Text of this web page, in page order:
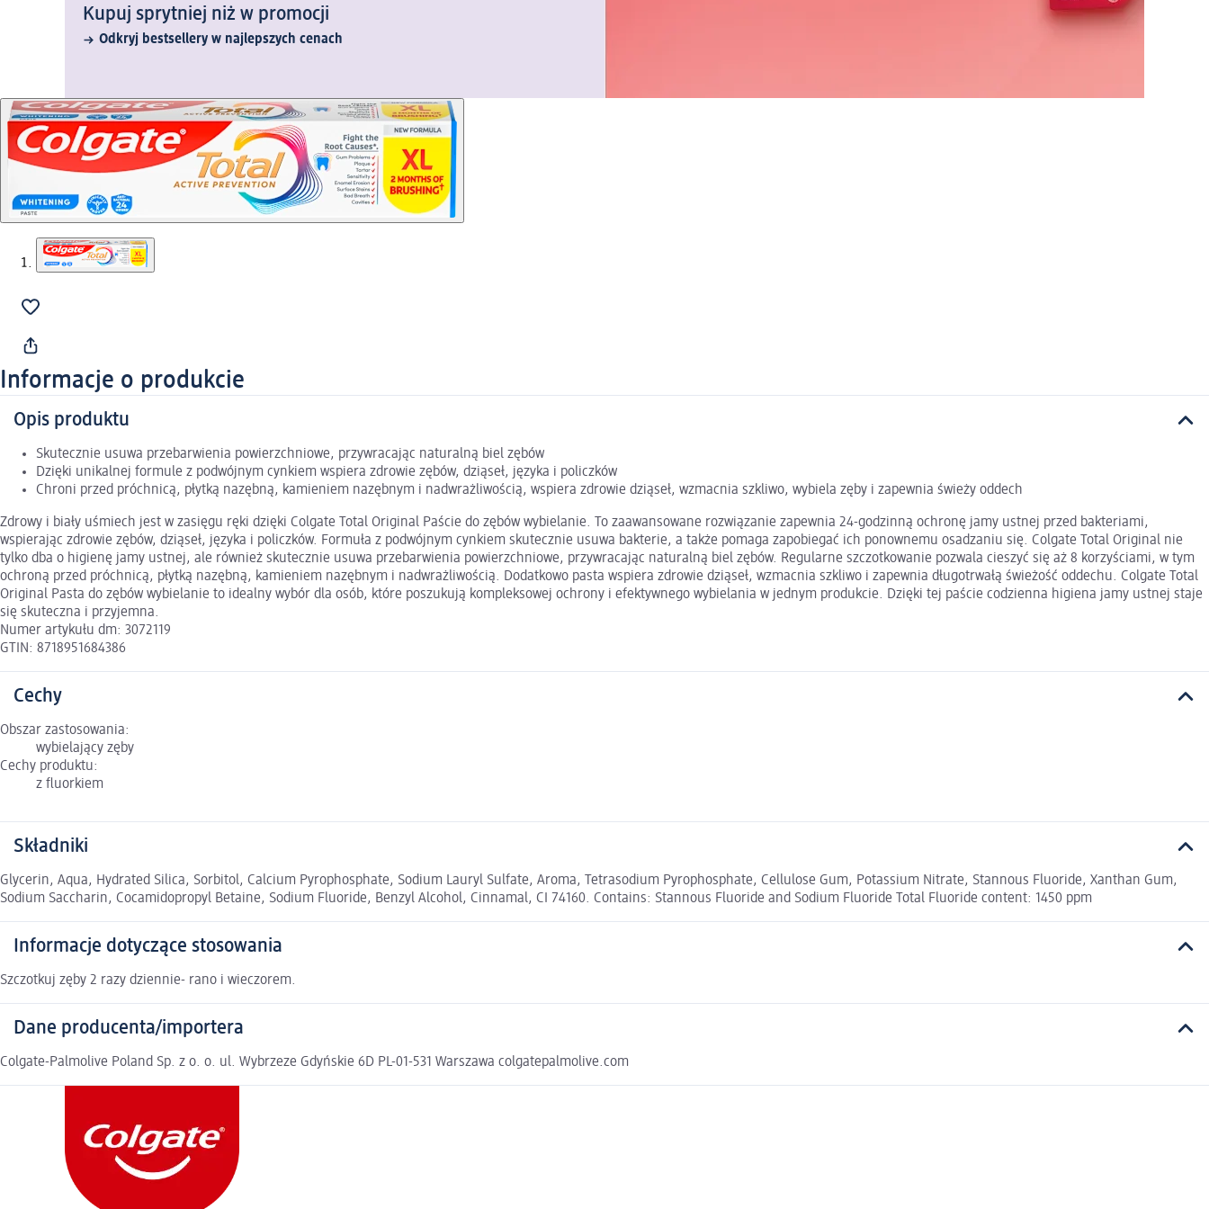
Kupuj sprytniej niż w promocji
Odkryj bestsellery w najlepszych cenach
Informacje o produkcie
Opis produktu
Skutecznie usuwa przebarwienia powierzchniowe, przywracając naturalną biel zębów
Dzięki unikalnej formule z podwójnym cynkiem wspiera zdrowie zębów, dziąseł, języka i policzków
Chroni przed próchnicą, płytką nazębną, kamieniem nazębnym i nadwrażliwością, wspiera zdrowie dziąseł, wzmacnia szkliwo, wybiela zęby i zapewnia świeży oddech
Zdrowy i biały uśmiech jest w zasięgu ręki dzięki Colgate Total Original Paście do zębów wybielanie. To zaawansowane rozwiązanie zapewnia 24-godzinną ochronę jamy ustnej przed bakteriami,
wspierając zdrowie zębów, dziąseł, języka i policzków. Formuła z podwójnym cynkiem skutecznie usuwa bakterie, a także pomaga zapobiegać ich ponownemu osadzaniu się. Colgate Total Original nie
tylko dba o higienę jamy ustnej, ale również skutecznie usuwa przebarwienia powierzchniowe, przywracając naturalną biel zębów. Regularne szczotkowanie pozwala cieszyć się aż 8 korzyściami, w tym
ochroną przed próchnicą, płytką nazębną, kamieniem nazębnym i nadwrażliwością. Dodatkowo pasta wspiera zdrowie dziąseł, wzmacnia szkliwo i zapewnia długotrwałą świeżość oddechu. Colgate Total
Original Pasta do zębów wybielanie to idealny wybór dla osób, które poszukują kompleksowej ochrony i efektywnego wybielania w jednym produkcie. Dzięki tej paście codzienna higiena jamy ustnej staje
się skuteczna i przyjemna.
Numer artykułu dm: 3072119
GTIN: 8718951684386
Cechy
Obszar zastosowania:
wybielający zęby
Cechy produktu:
z fluorkiem
Składniki
Glycerin, Aqua, Hydrated Silica, Sorbitol, Calcium Pyrophosphate, Sodium Lauryl Sulfate, Aroma, Tetrasodium Pyrophosphate, Cellulose Gum, Potassium Nitrate, Stannous Fluoride, Xanthan Gum,
Sodium Saccharin, Cocamidopropyl Betaine, Sodium Fluoride, Benzyl Alcohol, Cinnamal, CI 74160. Contains: Stannous Fluoride and Sodium Fluoride Total Fluoride content: 1450 ppm
Informacje dotyczące stosowania
Szczotkuj zęby 2 razy dziennie- rano i wieczorem.
Dane producenta/importera
Colgate-Palmolive Poland Sp. z o. o. ul. Wybrzeze Gdyńskie 6D PL-01-531 Warszawa colgatepalmolive.com